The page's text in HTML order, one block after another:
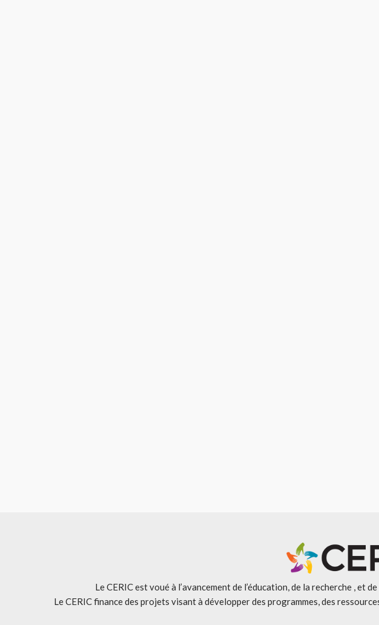
Le CERIC est voué à l’avancement de l’éducation, de la recherche ,
Le CERIC finance des projets visant à développer des programmes, des